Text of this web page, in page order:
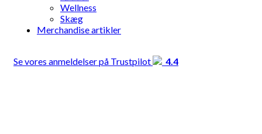
Wellness
Skæg
Merchandise artikler
Se vores anmeldelser på Trustpilot 4.4